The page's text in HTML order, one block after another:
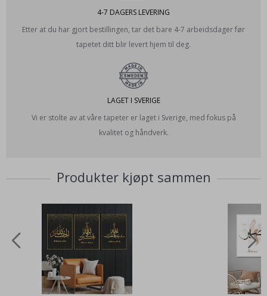
4-7 DAGERS LEVERING
Etter at du har gjort bestillingen, tar det bare 4-7 arbeidsdager før
tapetet ditt blir levert hjem til deg.
LAGET I SVERIGE
Vi er stolte av at våre tapeter er laget i Sverige, med fokus på
kvalitet og håndverk.
Produkter kjøpt sammen